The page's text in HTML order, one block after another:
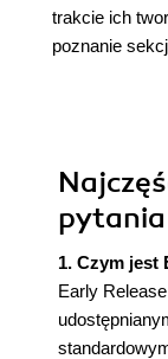
trakcie ich
poznanie
pytania
1. Czym jest
Early